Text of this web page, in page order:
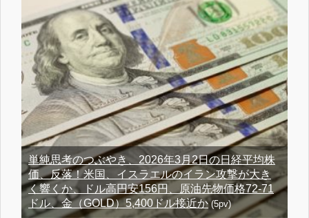
単純思考のつぶやき、2026年3月2日の日経平均株
価、反落！米国、イスラエルのイラン攻撃が大き
く響くか、ドル高円安156円、原油先物価格72-71
ドル、金（GOLD）5,400ドル接近か(5pv)